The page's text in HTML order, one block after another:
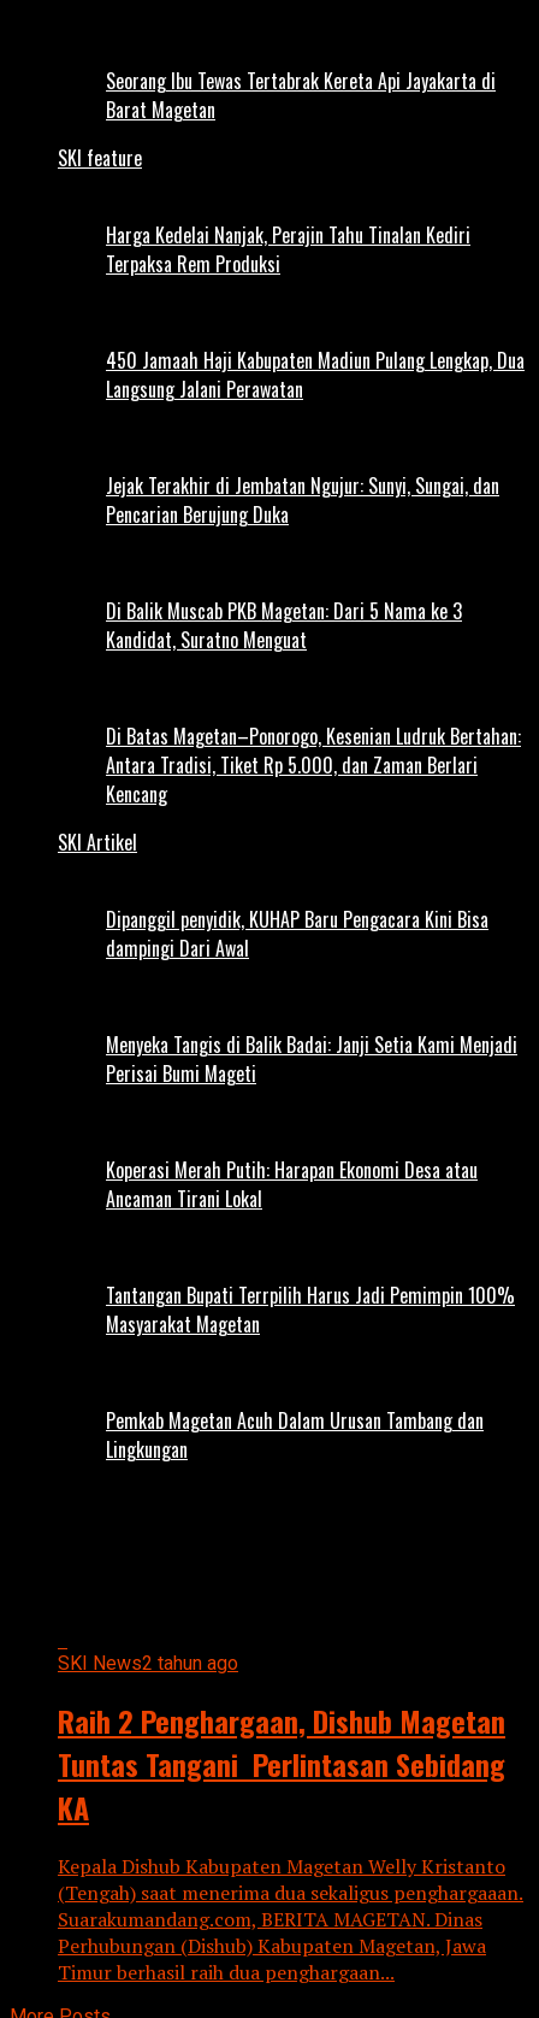
Seorang Ibu Tewas Tertabrak Kereta Api Jayakarta di
Barat Magetan
SKI feature
Harga Kedelai Nanjak, Perajin Tahu Tinalan Kediri
Terpaksa Rem Produksi
450 Jamaah Haji Kabupaten Madiun Pulang Lengkap, Dua
Langsung Jalani Perawatan
Jejak Terakhir di Jembatan Ngujur: Sunyi, Sungai, dan
Pencarian Berujung Duka
Di Balik Muscab PKB Magetan: Dari 5 Nama ke 3
Kandidat, Suratno Menguat
Di Batas Magetan–Ponorogo, Kesenian Ludruk Bertahan:
Antara Tradisi, Tiket Rp 5.000, dan Zaman Berlari
Kencang
SKI Artikel
Dipanggil penyidik, KUHAP Baru Pengacara Kini Bisa
dampingi Dari Awal
Menyeka Tangis di Balik Badai: Janji Setia Kami Menjadi
Perisai Bumi Mageti
Koperasi Merah Putih: Harapan Ekonomi Desa atau
Ancaman Tirani Lokal
Tantangan Bupati Terrpilih Harus Jadi Pemimpin 100%
Masyarakat Magetan
Pemkab Magetan Acuh Dalam Urusan Tambang dan
Lingkungan
SKI News2 tahun ago
Raih 2 Penghargaan, Dishub Magetan
Tuntas Tangani Perlintasan Sebidang
KA
Kepala Dishub Kabupaten Magetan Welly Kristanto
(Tengah) saat menerima dua sekaligus penghargaaan.
Suarakumandang.com, BERITA MAGETAN. Dinas
Perhubungan (Dishub) Kabupaten Magetan, Jawa
Timur berhasil raih dua penghargaan...